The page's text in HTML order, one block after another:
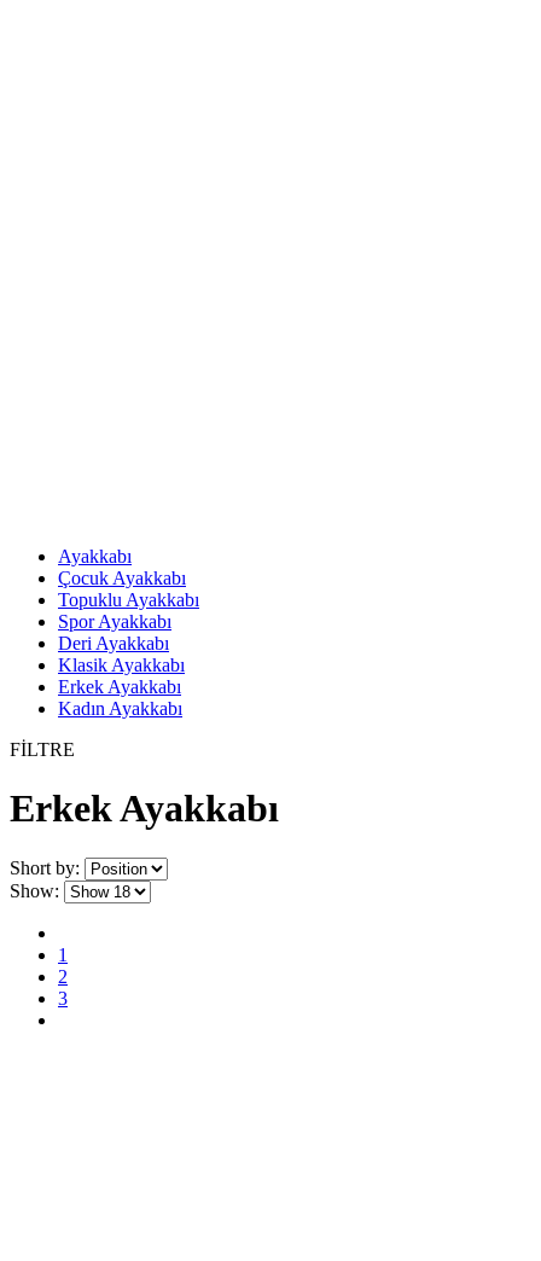
Ayakkabı
Çocuk Ayakkabı
Topuklu Ayakkabı
Spor Ayakkabı
Deri Ayakkabı
Klasik Ayakkabı
Erkek Ayakkabı
Kadın Ayakkabı
FİLTRE
Erkek Ayakkabı
Short by:
Show:
1
2
3